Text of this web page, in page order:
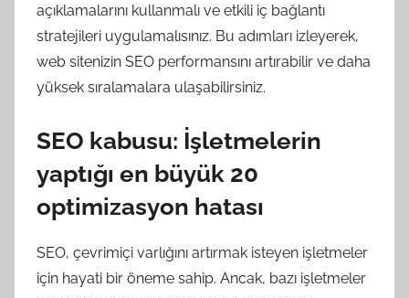
açıklamalarını kullanmalı ve etkili iç bağlantı
stratejileri uygulamalısınız. Bu adımları izleyerek,
web sitenizin SEO performansını artırabilir ve daha
yüksek sıralamalara ulaşabilirsiniz.
SEO kabusu: İşletmelerin
yaptığı en büyük 20
optimizasyon hatası
SEO, çevrimiçi varlığını artırmak isteyen işletmeler
için hayati bir öneme sahip. Ancak, bazı işletmeler